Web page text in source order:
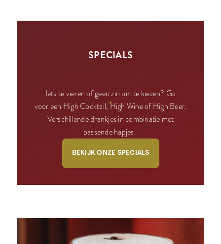
SPECIALS
Iets te vieren of geen zin om te kiezen? Ga
voor een High Cocktail, High Wine of High Beer.
Verschillende drankjes in combinatie met
passende hapjes.
BEKIJK ONZE SPECIALS